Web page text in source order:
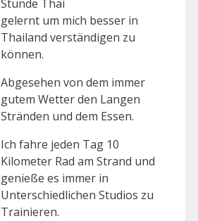
Stunde Thai
gelernt um mich besser in
Thailand verständigen zu
können.
Abgesehen von dem immer
gutem Wetter den Langen
Stränden und dem Essen.
Ich fahre jeden Tag 10
Kilometer Rad am Strand und
genieße es immer in
Unterschiedlichen Studios zu
Trainieren.